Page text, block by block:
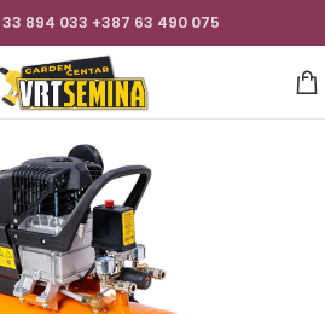
894 033 +387 63 490 075